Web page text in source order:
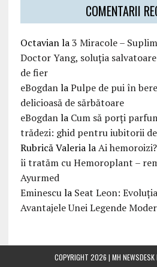
COMENTARII
Octavianla3 Miracole –
Doctor Yang, soluția
de fier
eBogdanlaPulpe de pui în
delicioasă de sărbătoare
eBogdanla Cum să porți
trădezi: ghid pentru iubitorii
Rubrică ValerialaAi
îi tratăm cu Hemoroplant –
Ayurmed
Eminescula Seat Leon:
Avantajele Unei Legende
COPYRIGHT 2026 | MH